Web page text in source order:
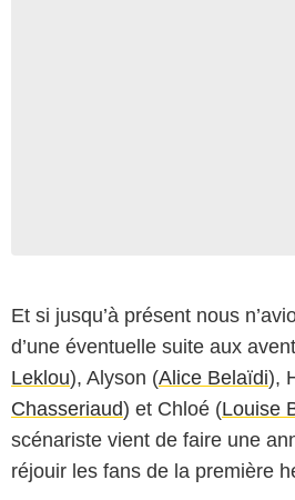
Et si jusqu’à présent nous
d’une éventuelle suite aux
Leklou), Alyson (Alice Belaïdi),
Chasseriaud) et Chloé (Louise
scénariste vient de faire une
réjouir les fans de la première